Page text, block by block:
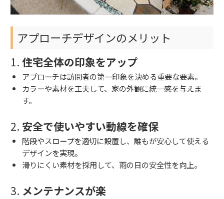
アプローチデザインのメリット
1. 住宅全体の印象をアップ
アプローチは訪問者の第一印象を決める重要な要素。
カラーや素材を工夫して、家の外観に統一感を与えま
す。
2. 安全で使いやすい動線を確保
階段やスロープを適切に設置し、誰もが安心して使える
デザインを実現。
滑りにくい素材を採用して、雨の日の安全性を向上。
3. メンテナンスが楽